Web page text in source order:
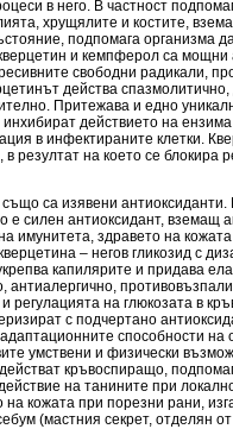
в него. В частност
хрущялите и костите,
подпомага организма
и кемпферол са мощни
свободни радикали,
действа
Притежава и едно
действието на
в инфектираните клетки.
в резултат на което се
са изявени
е силен антиоксидант, вземащ
имунитета, здравето на
– негов гликозид с
капилярите и придава
антиалергично,
регулацията на глюкозата в
с подчертано
способности на
умствени и физически
кръвоспиращо,
на танините при
на кожата при порезни рани,
(мастния секрет, отделян